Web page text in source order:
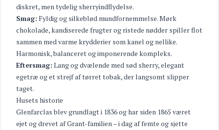
diskret, men tydelig sherryindflydelse.
Smag: Fyldig og silkeblød mundfornemmelse. Mørk
chokolade, kandiserede frugter og ristede nødder spiller flot
sammen med varme krydderier som kanel og nellike.
Harmonisk, balanceret og imponerende kompleks.
Eftersmag: Lang og dvælende med sød sherry, elegant
egetræ og et strejf af tørret tobak, der langsomt slipper
taget.
Husets historie
Glenfarclas blev grundlagt i 1836 og har siden 1865 været
ejet og drevet af Grant-familien – i dag af femte og sjette